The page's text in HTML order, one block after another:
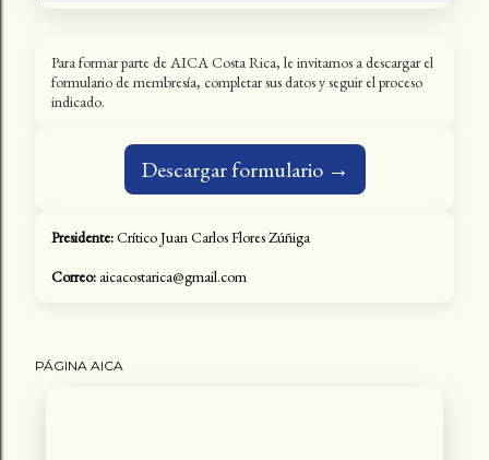
Para formar parte de AICA Costa Rica, le invitamos a descargar el
formulario de membresía, completar sus datos y seguir el proceso
indicado.
Descargar formulario →
Presidente:Crítico Juan Carlos Flores Zúñiga
Correo: aicacostarica@gmail.com
PÁGINA AICA